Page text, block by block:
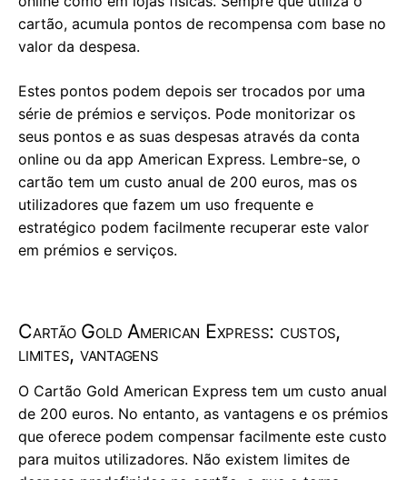
cartão, acumula pontos de recompensa com base no
valor da despesa.
Estes pontos podem depois ser trocados por uma
série de prémios e serviços. Pode monitorizar os
seus pontos e as suas despesas através da conta
online ou da app American Express. Lembre-se, o
cartão tem um custo anual de 200 euros, mas os
utilizadores que fazem um uso frequente e
estratégico podem facilmente recuperar este valor
em prémios e serviços.
Cartão Gold American Express: custos,
limites, vantagens
O Cartão Gold American Express tem um custo anual
de 200 euros. No entanto, as vantagens e os prémios
que oferece podem compensar facilmente este custo
para muitos utilizadores. Não existem limites de